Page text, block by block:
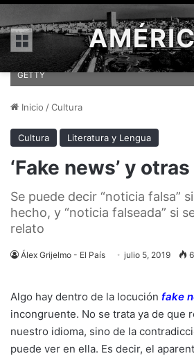
Menú
Cartel de Greenpeace en Madrid con el
GETTY
Inicio /Cultura
Cultura Literatura y Lengua
‘Fake news’ y
Se puede decir “noticia falsa”
hecho, y “noticia falseada” si
relato
Álex Grijelmo - El País julio 5, 2019
Algo hay dentro de la locución fake
incongruente. No se trata ya de que
nuestro idioma, sino de la
puede ver en ella. Es decir, el